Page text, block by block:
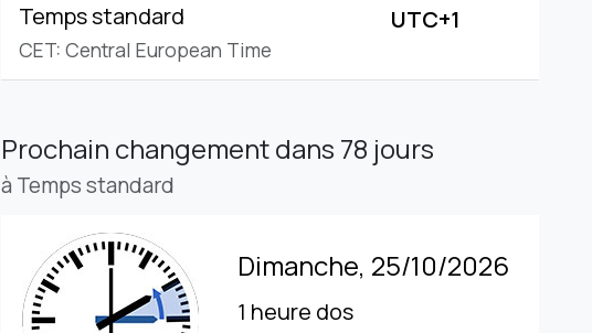
Temps standard
CET: Central European Time
UTC+1
Prochain changementdans 78 jours
à Temps standard
Dimanche, 25/10/2026
1 heure dos